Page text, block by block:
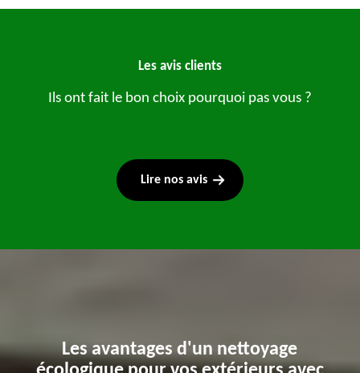
Les avis clients
Ils ont fait le bon choix pourquoi pas vous ?
Lire nos avis
Les avantages d'un nettoyage